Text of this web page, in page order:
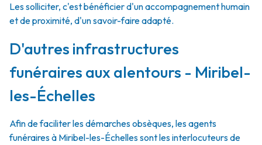
Les solliciter, c'est bénéficier d'un accompagnement humain
et de proximité, d'un savoir-faire adapté.
D'autres infrastructures
funéraires aux alentours - Miribel-
les-Échelles
Afin de faciliter les démarches obsèques, les agents
funéraires à Miribel-les-Échelles sont les interlocuteurs de